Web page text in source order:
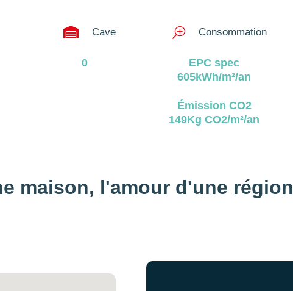
 Cave
0
T Consommation
EPC spec
605kWh/m²/an
Émission CO2
149Kg CO2/m²/an
maison, l'amour d'une région